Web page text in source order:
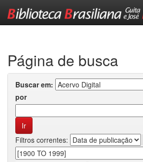
Página de busca
Buscar em:
por
Filtros correntes: